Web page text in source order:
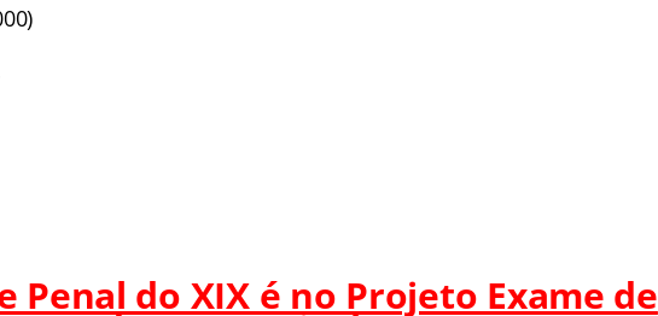
Penal do XIX é no Projeto Exame de